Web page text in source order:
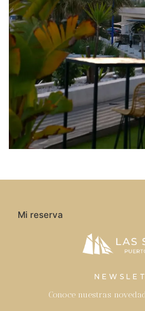
Mi reserva
Conoce nuestras